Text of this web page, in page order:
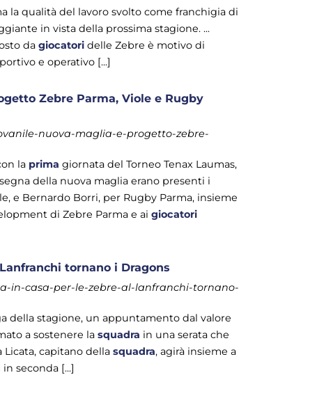
la qualità del lavoro svolto come franchigia di
in vista della prossima stagione. ...
dagiocatori delle Zebre è motivo di
e operativo [...]
Zebre Parma, Viole e Rugby
nuova-maglia-e-progetto-zebre-
la prima giornata del Torneo Tenax Laumas,
della nuova maglia erano presenti i
e Bernardo Borri, per Rugby Parma, insieme
di Zebre Parma e aigiocatori
tornano i Dragons
in-casa-per-le-zebre-al-lanfranchi-tornano-
della stagione, un appuntamento dal valore
a sostenere lasquadra in una serata che
Licata, capitano dellasquadra, agirà insieme a
seconda [...]